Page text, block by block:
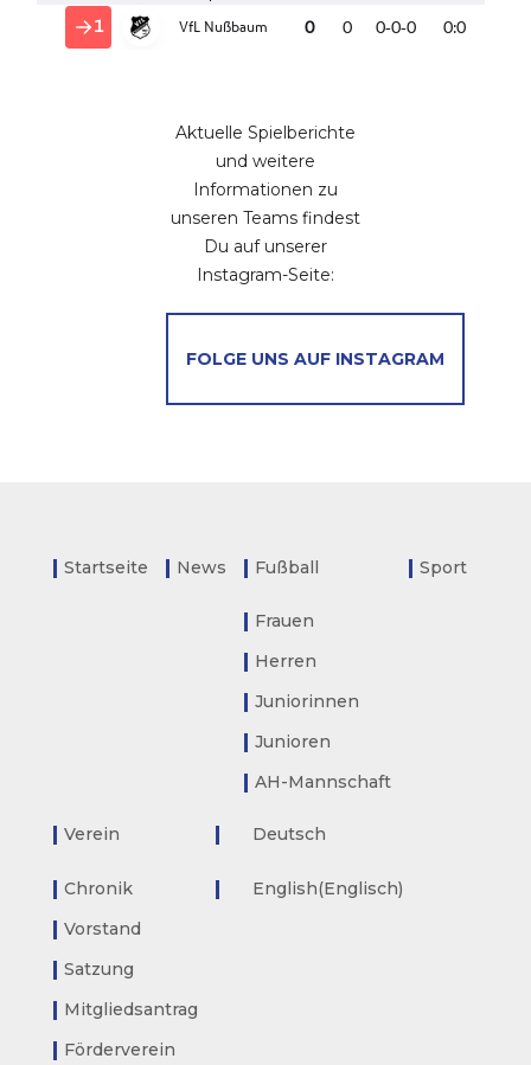
Aktuelle Spielberichte
und weitere
Informationen zu
unseren Teams findest
Du auf unserer
Instagram-Seite:
FOLGE UNS AUF INSTAGRAM
Startseite News Fußball
Frauen
Herren
Juniorinnen
Junioren
AH-Mannschaft
Sport
Verein
Chronik
Vorstand
Satzung
Mitgliedsantrag
Förderverein
Deutsch
English(Englisch)